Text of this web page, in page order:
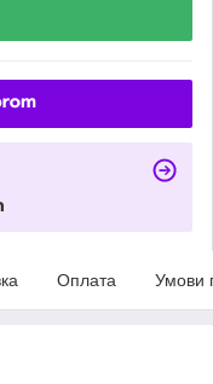
Оплата Умови